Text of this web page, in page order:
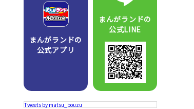
まんがランドの
公式アプリ
まんがランドの
公式LINE
Tweets by matsu_bouzu